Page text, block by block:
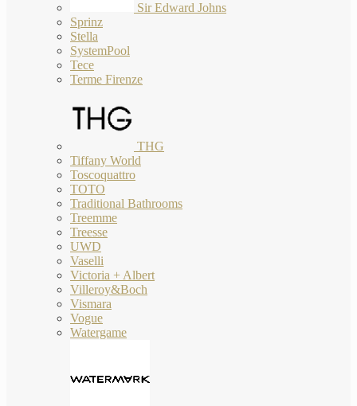
Sir Edward Johns
Sprinz
Stella
SystemPool
Tece
Terme Firenze
THG
Tiffany World
Toscoquattro
TOTO
Traditional Bathrooms
Treemme
Treesse
UWD
Vaselli
Victoria + Albert
Villeroy&Boch
Vismara
Vogue
Watergame